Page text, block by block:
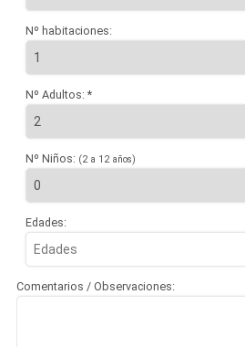
Nº habitaciones:
Nº Adultos: *
Nº Niños: (2 a 12 años)
Edades:
Comentarios / Observaciones: